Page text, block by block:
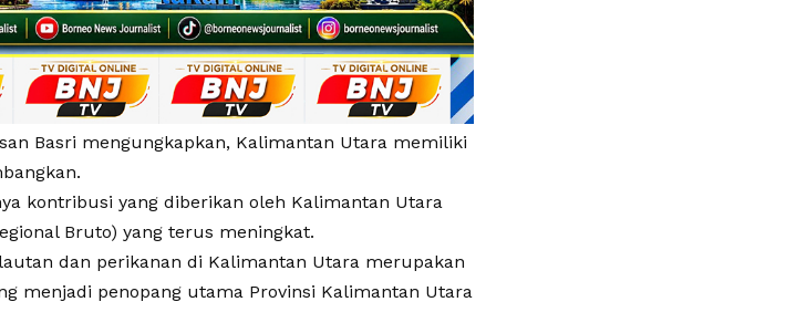
Basri mengungkapkan, Kalimantan Utara memiliki
kontribusi yang diberikan oleh Kalimantan Utara
Bruto) yang terus meningkat.
dan perikanan di Kalimantan Utara merupakan
menjadi penopang utama Provinsi Kalimantan Utara